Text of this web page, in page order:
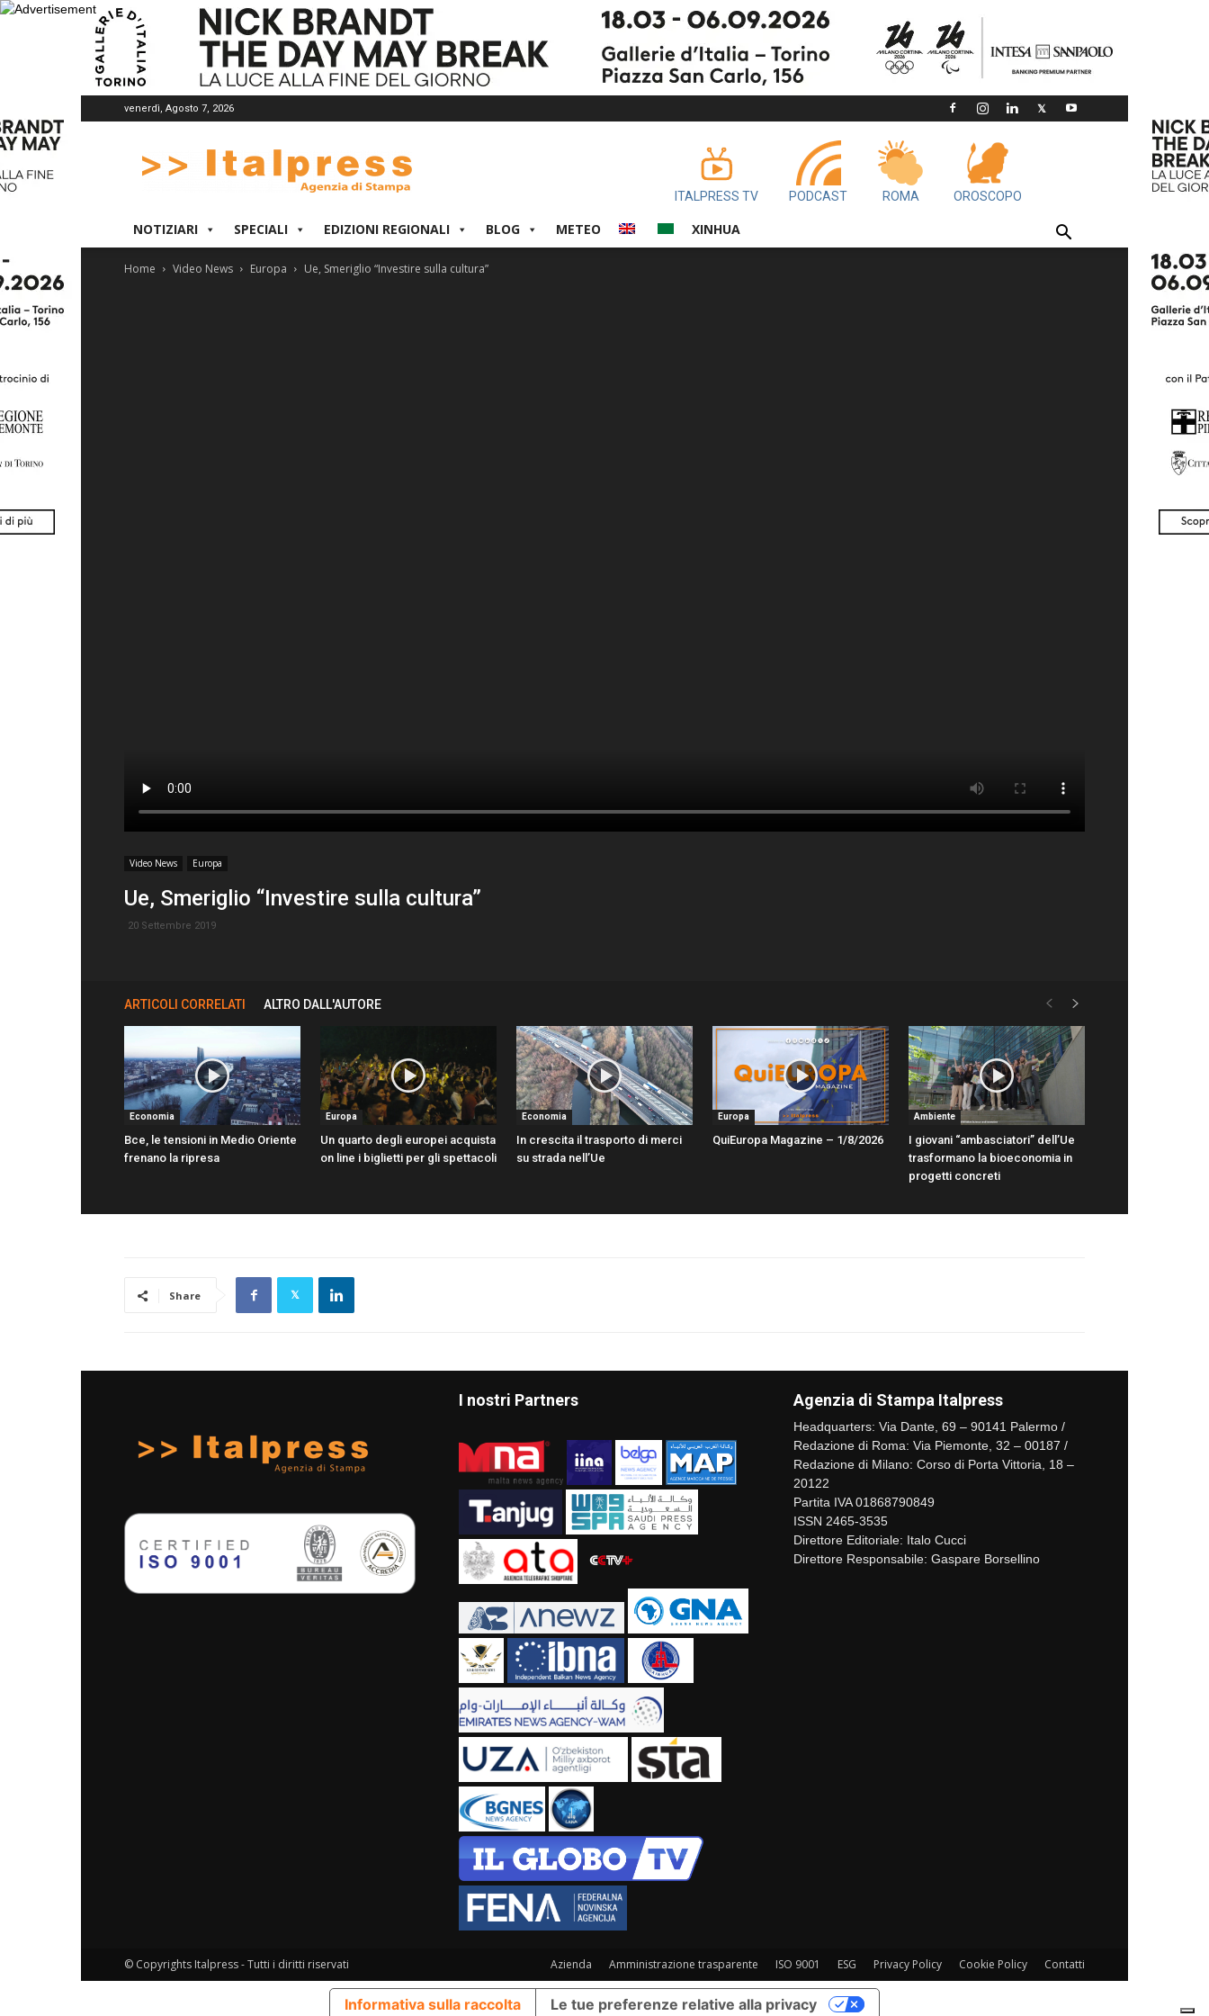
venerdì, Agosto 7, 2026
ITALPRESS TV PODCAST ROMA OROSCOPO
NOTIZIARI SPECIALI EDIZIONI REGIONALI BLOG METEO XINHUA
Home Video News Europa Ue, Smeriglio “Investire sulla cultura”
Video News Europa
Ue, Smeriglio “Investire sulla cultura”
20 Settembre 2019
ARTICOLI CORRELATI ALTRO DALL'AUTORE
Economia
Bce, le tensioni in Medio Oriente
frenano la ripresa
Europa
Un quarto degli europei acquista
on line i biglietti per gli spettacoli
Economia
In crescita il trasporto di merci
su strada nell’Ue
Europa
QuiEuropa Magazine – 1/8/2026
Ambiente
I giovani “ambasciatori” dell’Ue
trasformano la bioeconomia in
progetti concreti
Share
I nostri Partners Agenzia di Stampa Italpress
Headquarters: Via Dante, 69 – 90141 Palermo /
Redazione di Roma: Via Piemonte, 32 – 00187 /
Redazione di Milano: Corso di Porta Vittoria, 18 –
20122
Partita IVA 01868790849
ISSN 2465-3535
Direttore Editoriale: Italo Cucci
Direttore Responsabile: Gaspare Borsellino
Azienda Amministrazione trasparente ISO 9001 ESG Privacy Policy Cookie Policy Contatti
© Copyrights Italpress - Tutti i diritti riservati
Informativa sulla raccolta Le tue preferenze relative alla privacy